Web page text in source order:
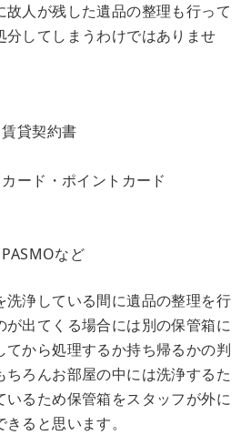
人が残した遺品の整理も行って
分してしまうわけではありませ
貸契約書
ード・ポイントカード
など
洗浄している間に遺品の整理を行
が出てくる場合には別の保管箱に
てから処理するか持ち帰るかの判
ろんお部屋の中には洗浄するた
いるため保管箱をスタッフが外に
ると思います。